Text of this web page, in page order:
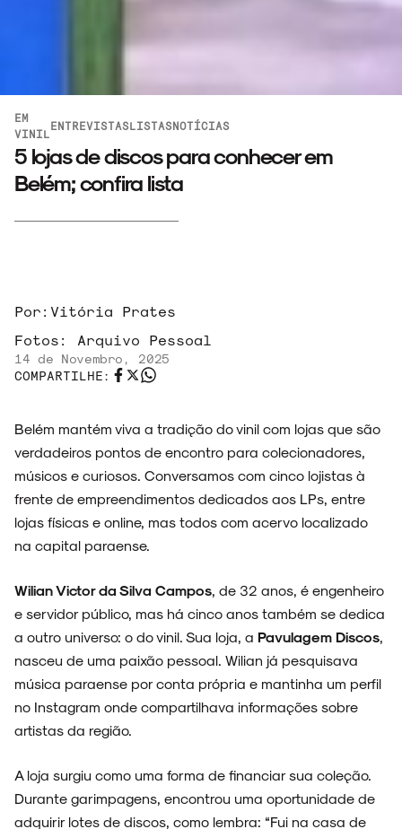
EM
VINIL
ENTREVISTASLISTASNOTÍCIAS
5 lojas de discos para conhecer em
Belém; confira lista
Por: Vitória Prates
Fotos: Arquivo Pessoal
14 de Novembro, 2025
COMPARTILHE:
Belém mantém viva a tradição do vinil com lojas que são
verdadeiros pontos de encontro para colecionadores,
músicos e curiosos. Conversamos com cinco lojistas à
frente de empreendimentos dedicados aos LPs, entre
lojas físicas e online, mas todos com acervo localizado
na capital paraense.
Wilian Victor da Silva Campos , de 32 anos, é engenheiro
e servidor público, mas há cinco anos também se dedica
a outro universo: o do vinil. Sua loja, a Pavulagem Discos
nasceu de uma paixão pessoal. Wilian já pesquisava
música paraense por conta própria e mantinha um perfil
no Instagram onde compartilhava informações sobre
artistas da região.
A loja surgiu como uma forma de financiar sua coleção.
Durante garimpagens, encontrou uma oportunidade de
adquirir lotes de discos, como lembra: “Fui na casa de